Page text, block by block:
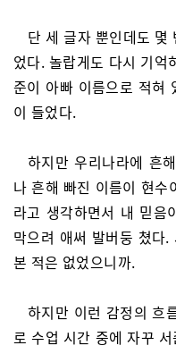
단 세 글자 뿐인데도 몇
었다. 놀랍게도 다시 기억
준이 아빠 이름으로 적혀
이 들었다.
하지만 우리나라에 흔
나 흔해 빠진 이름이 현수
라고 생각하면서 내 믿음
막으려 애써 발버둥 쳤다
본 적은 없었으니까.
하지만 이런 감정의 흐
로 수업 시간 중에 자꾸